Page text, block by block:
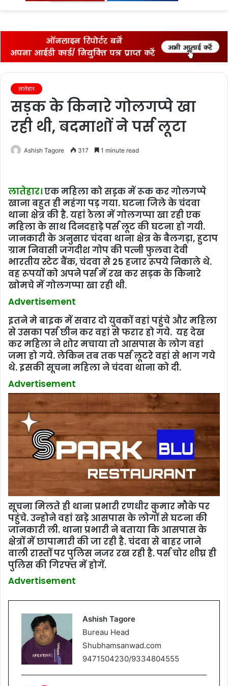
लातेहार
सड़क के किनारे गोलगप्‍पे खा
रही थी, बदमाशों ने पर्स लूटा
Ashish Tagore 317 1 minute read
लातेहार।एक महिला को सड़़क में रूक कर गोलगप्‍पे
खाना बहुत ही महंगा पड़ गया. घटना जिले के चंदवा
थाना क्षेत्र की है. यहां ठेला में गोलगप्‍पा खा रही एक
महिला के साथ दिनदहाड़े पर्स लूट की घटना हो गयी.
जानकारी के अनुसार चंदवा थाना क्षेत्र के बैलगड़ा, हुटाप
ग्राम निवासी जगदीश गोप की पत्‍नी फुलवा देवी
भारतीय स्‍टेट बैंक, चंदवा से 25 हजार रूपये निकाले थे.
वह रूपयों को अपने पर्स में रख कर सड़क के किनारे
खोमचे में गोलगप्‍पा खा रही थी.
Advertisement
इतने मे बाइक में सवार दो युवकों वहां पहुंचे और महिला
से उसका पर्स छीन कर वहां से फरार हो गये. यह देख
कर महिला ने शोर मचाया तो आसपास के लोग वहां
जमा हो गये. लेकिन तब तक पर्स लूटरे वहां से भाग गये
थे. इसकी सूचना महिला ने चंदवा थाना को दी.
Advertisement
सूचना मिलते ही थाना प्रभारी रणधीर कुमार मौके पर
पहुंचे. उन्‍होने वहां खड़े आसपास के लोगों से घटना की
जानकारी ली. थाना प्रभारी ने बताया कि आसपास के
क्षेत्रों में छापामारी की जा रही है. चंदवा से बाहर जाने
वाली रास्‍तों पर पुलिस नजर रख रही है. पर्स चोर शीघ्र ही
पुलिस की गिरफ्त में होगें.
Advertisement
Ashish Tagore
Bureau Head
Shubhamsanwad.com
9471504230/9334804555